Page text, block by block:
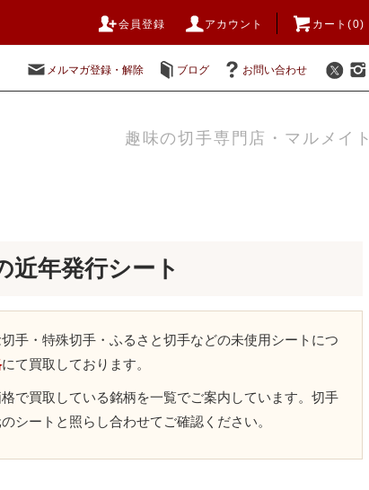
会員登録 アカウント カート(0)
メルマガ登録・解除 ブログ お問い合わせ
趣味の切手専門店・マルメイト
近年発行シート
手・特殊切手・ふるさと切手などの未使用シートにつ
にて買取しております。
で買取している銘柄を一覧でご案内しています。切手
シートと照らし合わせてご確認ください。